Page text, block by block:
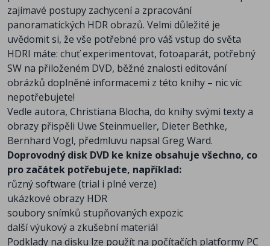
zajímavé postupy zachycení a zpracování
panoramatických HDR obrazů. Velmi důležité je
uvědomit si, že vše potřebné pro váš vstup do světa
HDRI máte: chuť experimentovat, fotoaparát, potřebný
SW na přiloženém DVD, běžné znalosti editování
obrázků doplněné informacemi z této knihy – nic víc
nepotřebujete!
Vedle autora, Christiana Blocha, do knihy svými texty a
obrazy přispěli Uwe Steinmueller, Dieter Bethke,
Bernhard Vogl, předmluvu napsal Greg Ward.
Doprovodný disk DVD ke knize obsahuje všechno, co
pro začátek potřebujete, například:
různý software (trial i plné verze)
ukázkové obrazy HDR
soubory snímků stupňovaných expozic
další výukový a zkušební materiál
Podklady na disku lze použít na počítačích platformy PC